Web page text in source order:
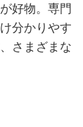
好物。専門
分かりやす
さまざまな